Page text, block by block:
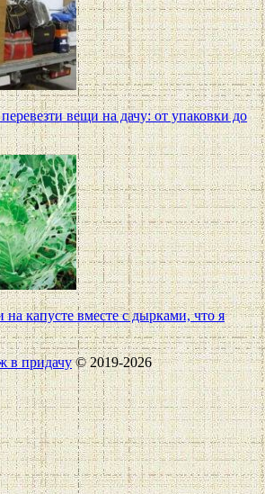
вещи на дачу: от упаковки до
на капусте вместе с дырками, что я
в придачу© 2019-2026